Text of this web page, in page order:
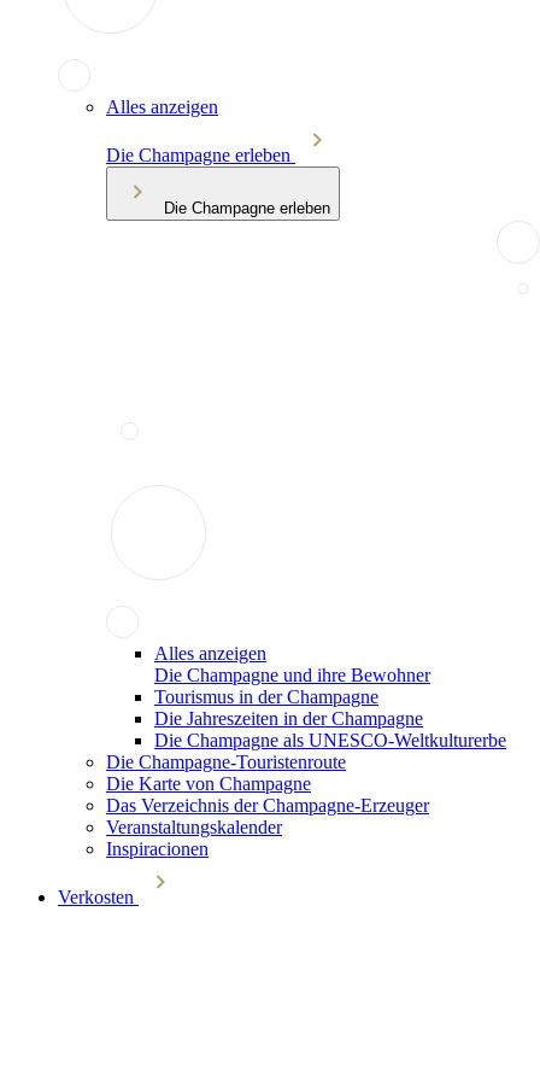
Alles anzeigen
Die Champagne erleben
Die Champagne erleben
Alles anzeigen
Die Champagne und ihre Bewohner
Tourismus in der Champagne
Die Jahreszeiten in der Champagne
Die Champagne als UNESCO-Weltkulturerbe
Die Champagne-Touristenroute
Die Karte von Champagne
Das Verzeichnis der Champagne-Erzeuger
Veranstaltungskalender
Inspiracionen
Verkosten